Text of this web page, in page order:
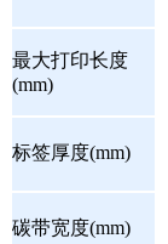
最大打印长度
(mm)
标签厚度(mm)
碳带宽度(mm)